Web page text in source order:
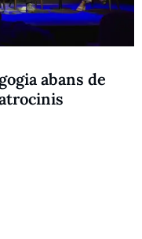
abans de